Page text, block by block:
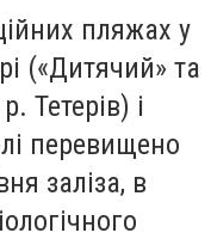
пляжах у
(«Дитячий» та
Тетерів) і
перевищено
заліза, в